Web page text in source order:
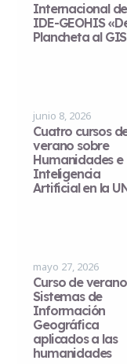
Internacional de
IDE-GEOHIS
Plancheta al
junio 8, 2026
Cuatro cursos
verano sobre
Humanidades e
Inteligencia
Artificial en la
mayo 27, 2026
Curso de
Sistemas de
Información
Geográfica
aplicados a las
humanidades